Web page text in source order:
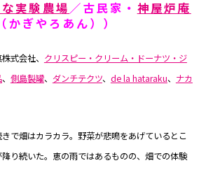
実験農場／古民家・ 神屋炉庵
（かぎやろあん））
式会社、 クリスピー・クリーム・ドーナツ・ジ
、 側島製罐、 ダンチテクツ、 de la hataraku、 ナカ
で畑はカラカラ。野菜が悲鳴をあげているとこ
り続いた。恵の雨ではあるものの、畑での体験